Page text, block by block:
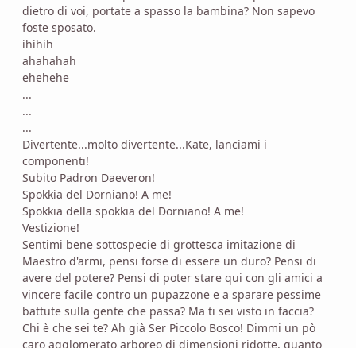
dietro di voi, portate a spasso la bambina? Non sapevo
foste sposato.
ihihih
ahahahah
ehehehe
...
...
...
Divertente...molto divertente...Kate, lanciami i
componenti!
Subito Padron Daeveron!
Spokkia del Dorniano! A me!
Spokkia della spokkia del Dorniano! A me!
Vestizione!
Sentimi bene sottospecie di grottesca imitazione di
Maestro d'armi, pensi forse di essere un duro? Pensi di
avere del potere? Pensi di poter stare qui con gli amici a
vincere facile contro un pupazzone e a sparare pessime
battute sulla gente che passa? Ma ti sei visto in faccia?
Chi è che sei te? Ah già Ser Piccolo Bosco! Dimmi un pò
caro agglomerato arboreo di dimensioni ridotte, quanto